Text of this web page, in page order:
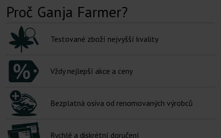
Proč Ganja Farmer?
Testované zboží nejvyšší kvality
Vždy nejlepší akce a ceny
Bezplatná osiva od renomovaných výrobců
Rychlé a diskrétní doručení